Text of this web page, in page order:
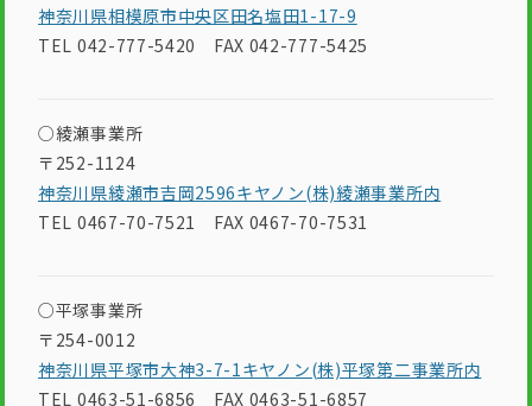
神奈川県相模原市中央区田名塩田1-17-9
TEL 042-777-5420 FAX 042-777-5425
○綾瀬事業所
〒252-1124
神奈川県綾瀬市吉岡2596キヤノン(株)綾瀬事業所内
TEL 0467-70-7521 FAX 0467-70-7531
○平塚事業所
〒254-0012
神奈川県平塚市大神3-7-1キヤノン(株)平塚第二事業所内
TEL 0463-51-6856 FAX 0463-51-6857